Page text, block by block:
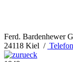
Ferd. Bardenhewer
24118 Kiel /